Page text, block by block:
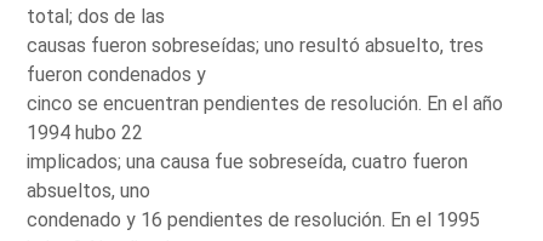
total; dos de las
causas fueron sobreseídas; uno resultó absuelto, tres
fueron condenados y
cinco se encuentran pendientes de resolución. En el año
1994 hubo 22
implicados; una causa fue sobreseída, cuatro fueron
absueltos, uno
condenado y 16 pendientes de resolución. En el 1995